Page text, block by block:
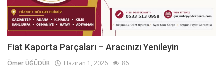
Fiat Kaporta Parçaları – Aracınızı Yenileyin
Ömer ÜĞÜDÜR Haziran 1, 2026 86